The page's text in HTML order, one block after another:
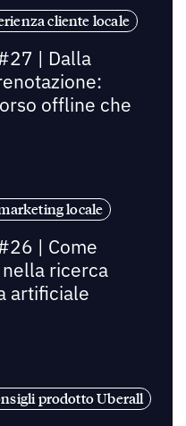
cliente locale
| Dalla
offline che
locale
| Come
ricerca
artificiale
prodotto Uberall